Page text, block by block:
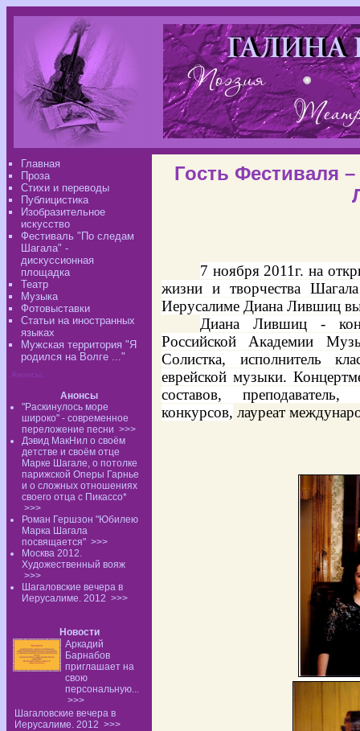
Главная
Проза
Стихи и переводы
Публицистика
Изобразительное
искусство
Фестиваль "По следам
Шагала" -
дискуссионная
площадка
Театр
Музыка
Фотовыставки
Статьи на иностранных
языках
Мужская территория "Я
родился на Волге ..."
Анонсы:
Анонсы
"Раскинулось море
широко" - современное
переложение песни >>>
Дэвид МакНил о своём
детстве и своём отце
Марке Шагале, о потолке
парижской Оперы Гарнье
и о сложных отношениях
своего отца с Пикассо*
>>>
Роман Гершзон "Юбилею
Марка Шагала
посвящается" >>>
Москва 2012.
Художественный вояж
>>>
Шагаловские вечера в
Иерусалиме. 2012 >>>
Новости
Аркадий
Барнабов
приглашает на
свою
персональную...
>>>
Шагаловские вечера в
Иерусалиме. 2012 >>>
Гость Фестиваля
7 ноября 2011г. на
жизни и творчества
Иерусалиме Диана Лившиц
Диана Лившиц -
Российской Академии
Солистка, исполнитель
еврейской музыки.
составов, преподаватель,
конкурсов, лауреат